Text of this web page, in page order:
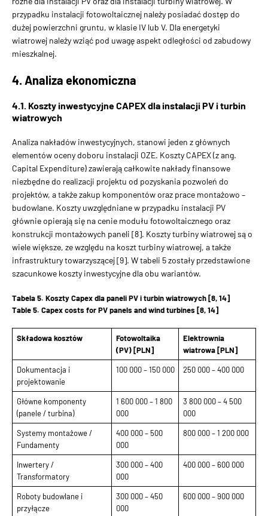
przypadku instalacji fotowoltaicznej należy posiadać dostęp do
dużej powierzchni gruntu, w klasie IV lub V. Dla energetyki
wiatrowej należy wziąć pod uwagę aspekt odległości od zabudowy
mieszkalnej.
4. Analiza ekonomiczna
4.1. Koszty inwestycyjne CAPEX dla instalacji PV i turbin
wiatrowych
Analiza nakładów inwestycyjnych, stanowi jeden z głównych
elementów oceny doboru instalacji OZE. Koszty CAPEX (z ang.
Capital Expenditure) zawierają całkowite nakłady finansowe
niezbędne do realizacji projektu od pozyskania pozwoleń do
projektów, a także zakup komponentów oraz prace montażowo –
budowlane. Koszty uwzględniane w przypadku instalacji PV
głównie opierają się na cenie modułu fotowoltaicznego oraz
konstrukcji montażowych paneli [8]. Koszty turbiny wiatrowej są o
wiele większe, ze względu na koszt turbiny wiatrowej, a także
infrastruktury towarzyszącej [9]. W tabeli 5 zostały przedstawione
szacunkowe koszty inwestycyjne dla obu wariantów.
Tabela 5. Koszty Capex dla paneli PV i turbin wiatrowych [8, 14]
Table 5. Capex costs for PV panels and wind turbines [8, 14]
Składowa kosztów
Fotowoltaika
(PV) [PLN]
Elektrownia
wiatrowa [PLN]
Dokumentacja i
projektowanie
100 000 – 150 000 250 000 – 400 000
Główne komponenty
(panele / turbina)
1 600 000 – 1 800
000
3 800 000 – 4 500
000
Systemy montażowe /
Fundamenty
400 000 – 500
000
800 000 – 1 200 000
Inwertery /
Transformatory
300 000 – 400
000
400 000 – 600 000
Roboty budowlane i
przyłącze
300 000 – 450
000
600 000 – 900 000